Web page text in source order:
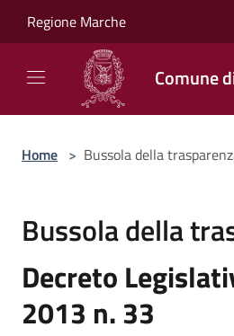
Regione Marche
Comune
Home > Bussola della
Bussola della
Decreto
2013 n. 33